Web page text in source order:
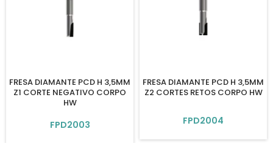
FRESA DIAMANTE PCD H 3,5MM
Z1 CORTE NEGATIVO CORPO
HW
FPD2003
FRESA DIAMANTE PCD H 3,5MM
Z2 CORTES RETOS CORPO HW
FPD2004